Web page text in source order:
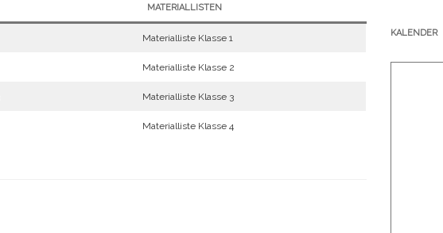
MATERIALLISTEN
Materialliste Klasse 1
Materialliste Klasse 2
Materialliste Klasse 3
Materialliste Klasse 4
KALENDER